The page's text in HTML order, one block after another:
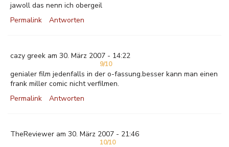
jawoll das nenn ich obergeil
Permalink
Antworten
cazy greek am 30. März 2007 - 14:22
9/10
genialer film jedenfalls in der o-fassung.besser kann man einen
frank miller comic nicht verfilmen.
Permalink
Antworten
TheReviewer am 30. März 2007 - 21:46
10/10